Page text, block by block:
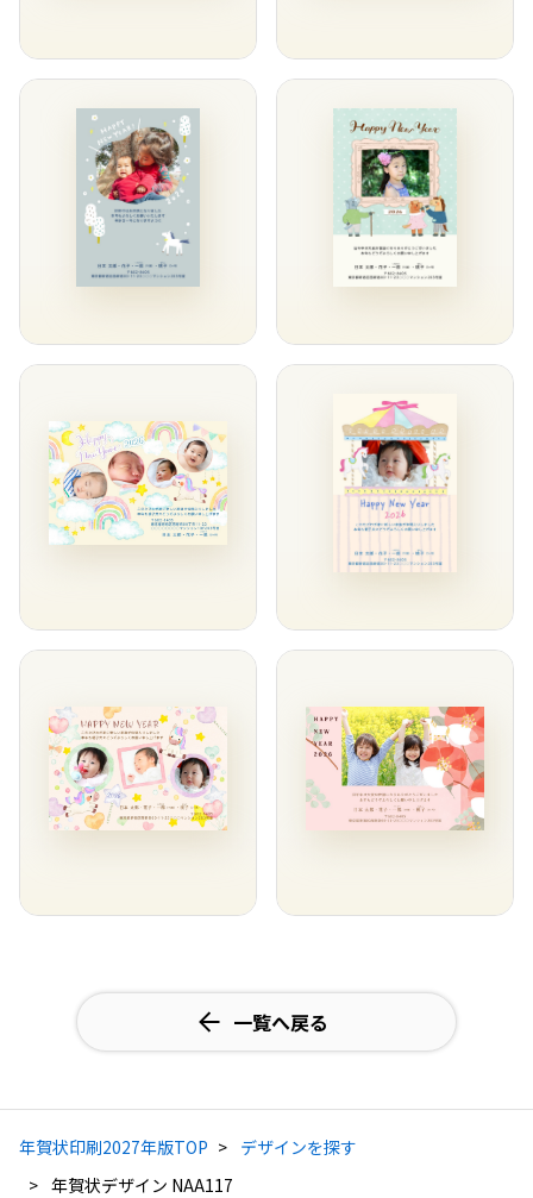
一覧へ戻る
年賀状印刷2027年版TOP
デザインを探す
年賀状デザイン NAA117